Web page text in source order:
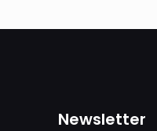
Newsletter